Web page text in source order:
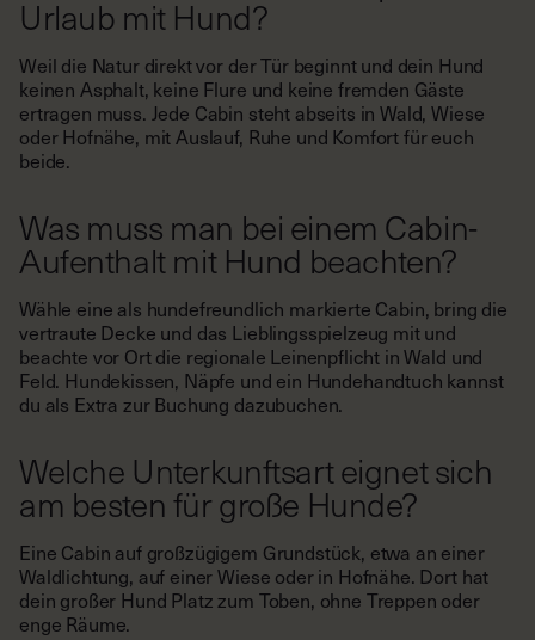
Urlaub mit Hund?
Weil die Natur direkt vor der Tür beginnt und dein Hund
keinen Asphalt, keine Flure und keine fremden Gäste
ertragen muss. Jede Cabin steht abseits in Wald, Wiese
oder Hofnähe, mit Auslauf, Ruhe und Komfort für euch
beide.
Was muss man bei einem Cabin-
Aufenthalt mit Hund beachten?
Wähle eine als hundefreundlich markierte Cabin, bring die
vertraute Decke und das Lieblingsspielzeug mit und
beachte vor Ort die regionale Leinenpflicht in Wald und
Feld. Hundekissen, Näpfe und ein Hundehandtuch kannst
du als Extra zur Buchung dazubuchen.
Welche Unterkunftsart eignet sich
am besten für große Hunde?
Eine Cabin auf großzügigem Grundstück, etwa an einer
Waldlichtung, auf einer Wiese oder in Hofnähe. Dort hat
dein großer Hund Platz zum Toben, ohne Treppen oder
enge Räume.